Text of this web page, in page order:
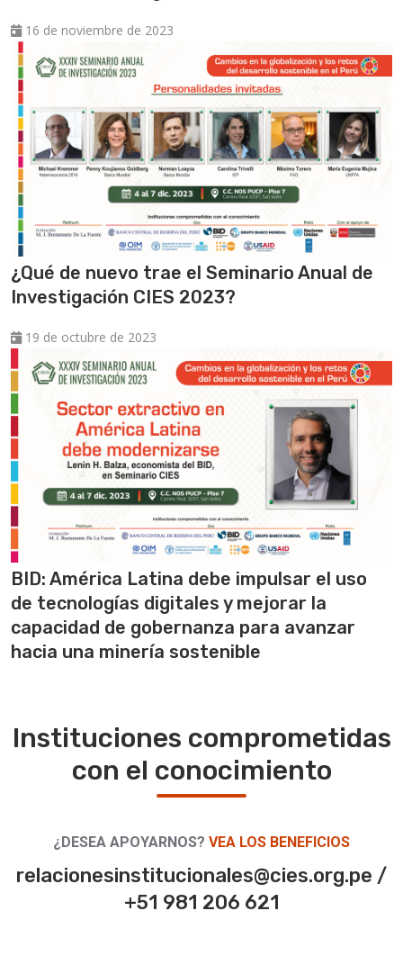
16 de noviembre de 2023
¿Qué de nuevo trae el Seminario Anual de
Investigación CIES 2023?
19 de octubre de 2023
BID: América Latina debe impulsar el uso
de tecnologías digitales y mejorar la
capacidad de gobernanza para avanzar
hacia una minería sostenible
Instituciones comprometidas
con el conocimiento
¿DESEA APOYARNOS? VEA LOS BENEFICIOS
relacionesinstitucionales@cies.org.pe /
+51 981 206 621